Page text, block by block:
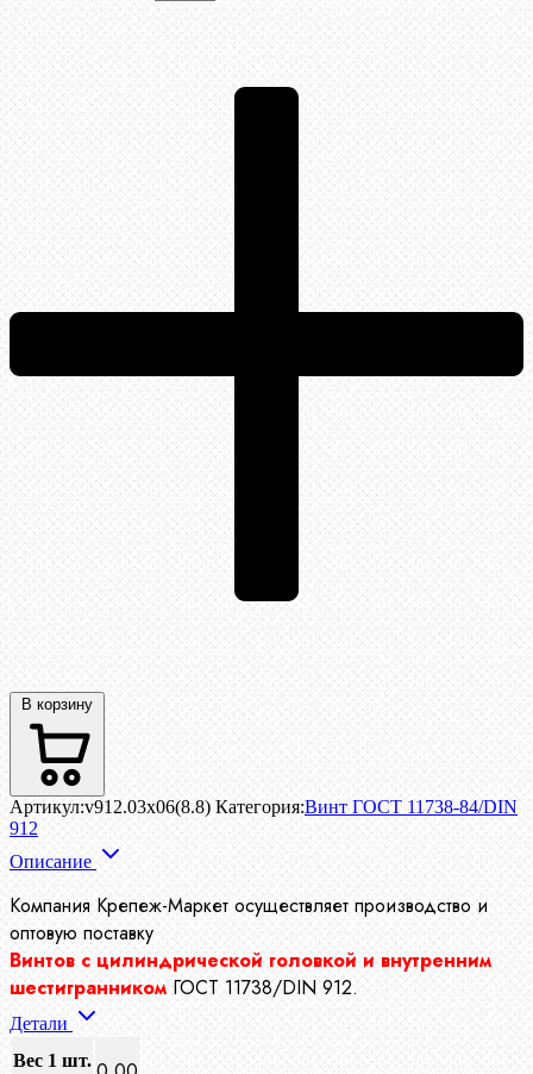
В корзину
Артикул:v912.03x06(8.8) Категория:Винт ГОСТ 11738-84/DIN
912
Описание
Компания Крепеж-Маркет осуществляет производство и
оптовую поставку
Винтов с цилиндрической головкой и внутренним
шестигранником ГОСТ 11738/DIN 912.
Детали
Вес 1 шт.